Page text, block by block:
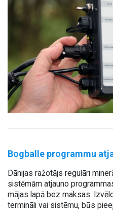
Bogballe programmu
Dānijas ražotājs regulāri
sistēmām atjauno
mājas lapā bez maksas.
termināli vai sistēmu, būs